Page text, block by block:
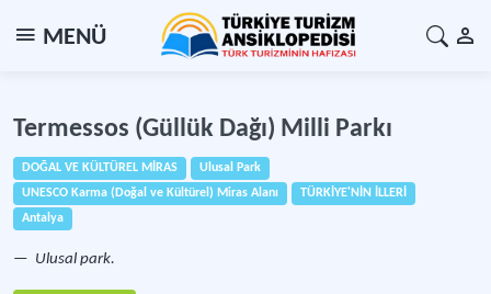
MENÜ
Termessos (Güllük Dağı) Milli Parkı
DOĞAL VE KÜLTÜREL MİRAS
Ulusal Park
UNESCO Karma (Doğal ve Kültürel) Miras Alanı
TÜRKİYE'NİN İLLERİ
Antalya
Ulusal park.